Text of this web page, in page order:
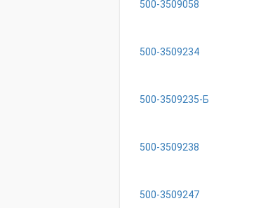
500-3509058
500-3509234
500-3509235-Б
500-3509238
500-3509247